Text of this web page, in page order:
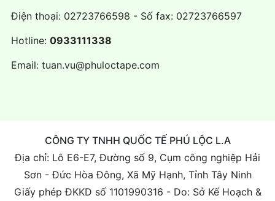
Điện thoại: 02723766598 - Số fax: 02723766597
Hotline: 0933111338
Email: tuan.vu@phuloctape.com
CÔNG TY TNHH QUỐC TẾ PHÚ LỘC L.A
Địa chỉ: Lô E6-E7, Đường số 9, Cụm công nghiệp Hải
Sơn - Đức Hòa Đông, Xã Mỹ Hạnh, Tỉnh Tây Ninh
Giấy phép ĐKKD số 1101990316 - Do: Sở Kế Hoạch &